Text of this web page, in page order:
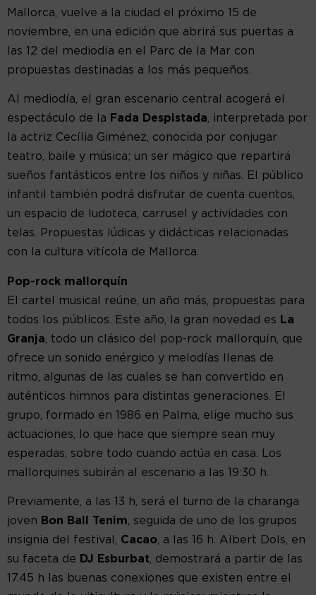
Mallorca, vuelve a la ciudad el próximo 15 de
noviembre, en una edición que abrirá sus puertas a
las 12 del mediodía en el Parc de la Mar con
propuestas destinadas a los más pequeños.
Al mediodía, el gran escenario central acogerá el
espectáculo de la Fada Despistada, interpretada por
la actriz Cecília Giménez, conocida por conjugar
teatro, baile y música; un ser mágico que repartirá
sueños fantásticos entre los niños y niñas. El público
infantil también podrá disfrutar de cuenta cuentos,
un espacio de ludoteca, carrusel y actividades con
telas. Propuestas lúdicas y didácticas relacionadas
con la cultura vitícola de Mallorca.
Pop-rock mallorquín
El cartel musical reúne, un año más, propuestas para
todos los públicos. Este año, la gran novedad es La
Granja , todo un clásico del pop-rock mallorquín, que
ofrece un sonido enérgico y melodías llenas de
ritmo, algunas de las cuales se han convertido en
auténticos himnos para distintas generaciones. El
grupo, formado en 1986 en Palma, elige mucho sus
actuaciones, lo que hace que siempre sean muy
esperadas, sobre todo cuando actúa en casa. Los
mallorquines subirán al escenario a las 19:30 h.
Previamente, a las 13 h, será el turno de la charanga
joven Bon Ball Tenim , seguida de uno de los grupos
insignia del festival, Cacao , a las 16 h. Albert Dols, en
su faceta de DJ Esburbat , demostrará a partir de las
17.45 h las buenas conexiones que existen entre el